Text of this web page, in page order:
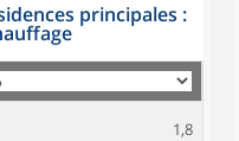
principales :
1,8